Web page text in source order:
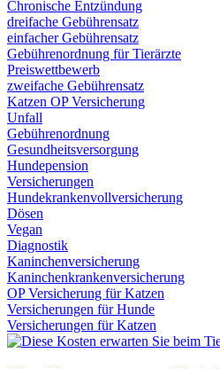
Chronische Entzündung
dreifache Gebührensatz
einfacher Gebührensatz
Gebührenordnung für Tierärzte
Preiswettbewerb
zweifache Gebührensatz
Katzen OP Versicherung
Unfall
Gebührenordnung
Gesundheitsversorgung
Hundepension
Versicherungen
Hundekrankenvollversicherung
Dösen
Vegan
Diagnostik
Kaninchenversicherung
Kaninchenkrankenversicherung
OP Versicherung für Katzen
Versicherungen für Hunde
Versicherungen für Katzen